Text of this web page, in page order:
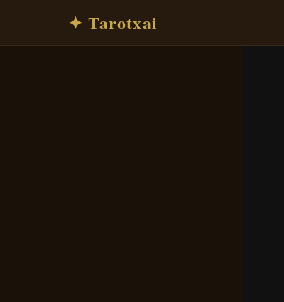
✦ Tarotxai